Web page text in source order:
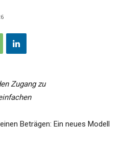
Zugang zu
Beträgen: Ein neues Modell